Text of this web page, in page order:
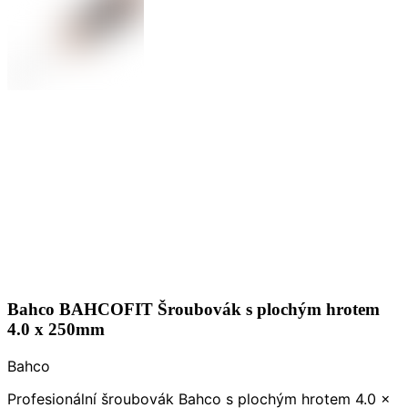
Bahco BAHCOFIT Šroubovák s plochým hrotem
4.0 x 250mm
Bahco
Profesionální šroubovák Bahco s plochým hrotem 4.0 x